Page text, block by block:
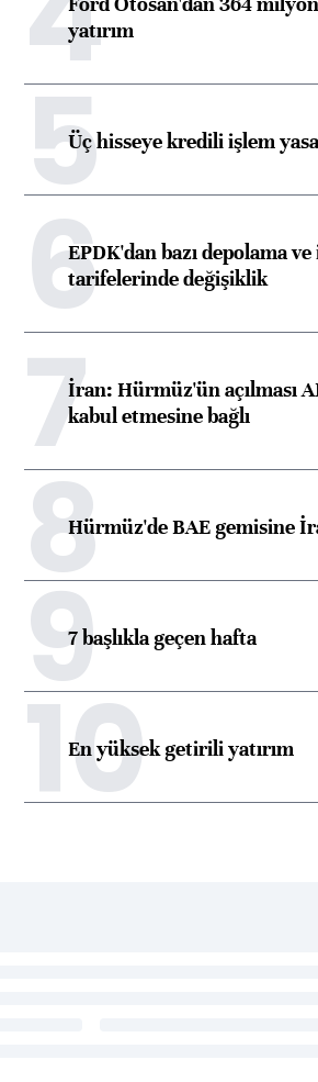
yatırım
5Üç hisseye kredili işlem
6EPDK'dan bazı depolama
tarifelerinde değişiklik
7İran: Hürmüz'ün açılması
kabul etmesine bağlı
8Hürmüz'de BAE gemisine
97 başlıkla geçen hafta
10
En yüksek getirili yatırım